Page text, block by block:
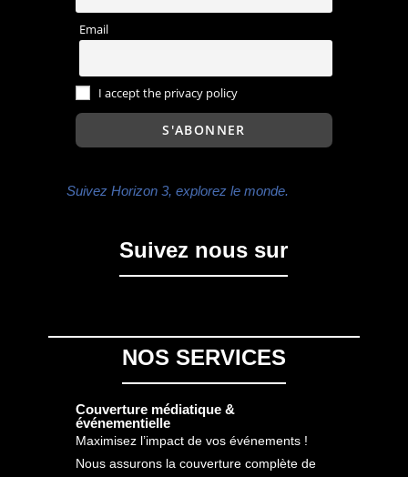
Email
I accept the privacy policy
Suivez Horizon 3, explorez le monde.
Suivez nous sur
NOS SERVICES
Couverture médiatique &
événementielle
Maximisez l’impact de vos événements !
Nous assurons la couverture complète de